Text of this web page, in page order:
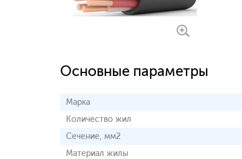
Основные параметры
Марка
Количество жил
Сечение, мм2
Материал жилы